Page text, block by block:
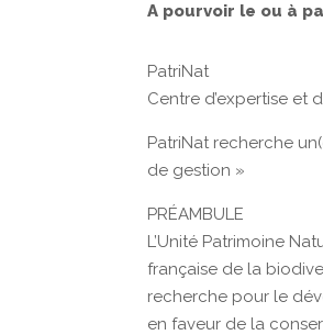
A pourvoir le ou à
PatriNat
Centre d’expertise et
PatriNat recherche
de gestion »
PRÉAMBULE
L’Unité Patrimoine
française de la
recherche pour le
en faveur de la